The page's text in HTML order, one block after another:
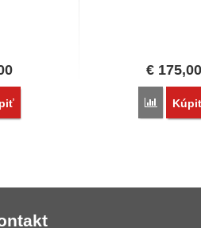
€175,00
Porovnať